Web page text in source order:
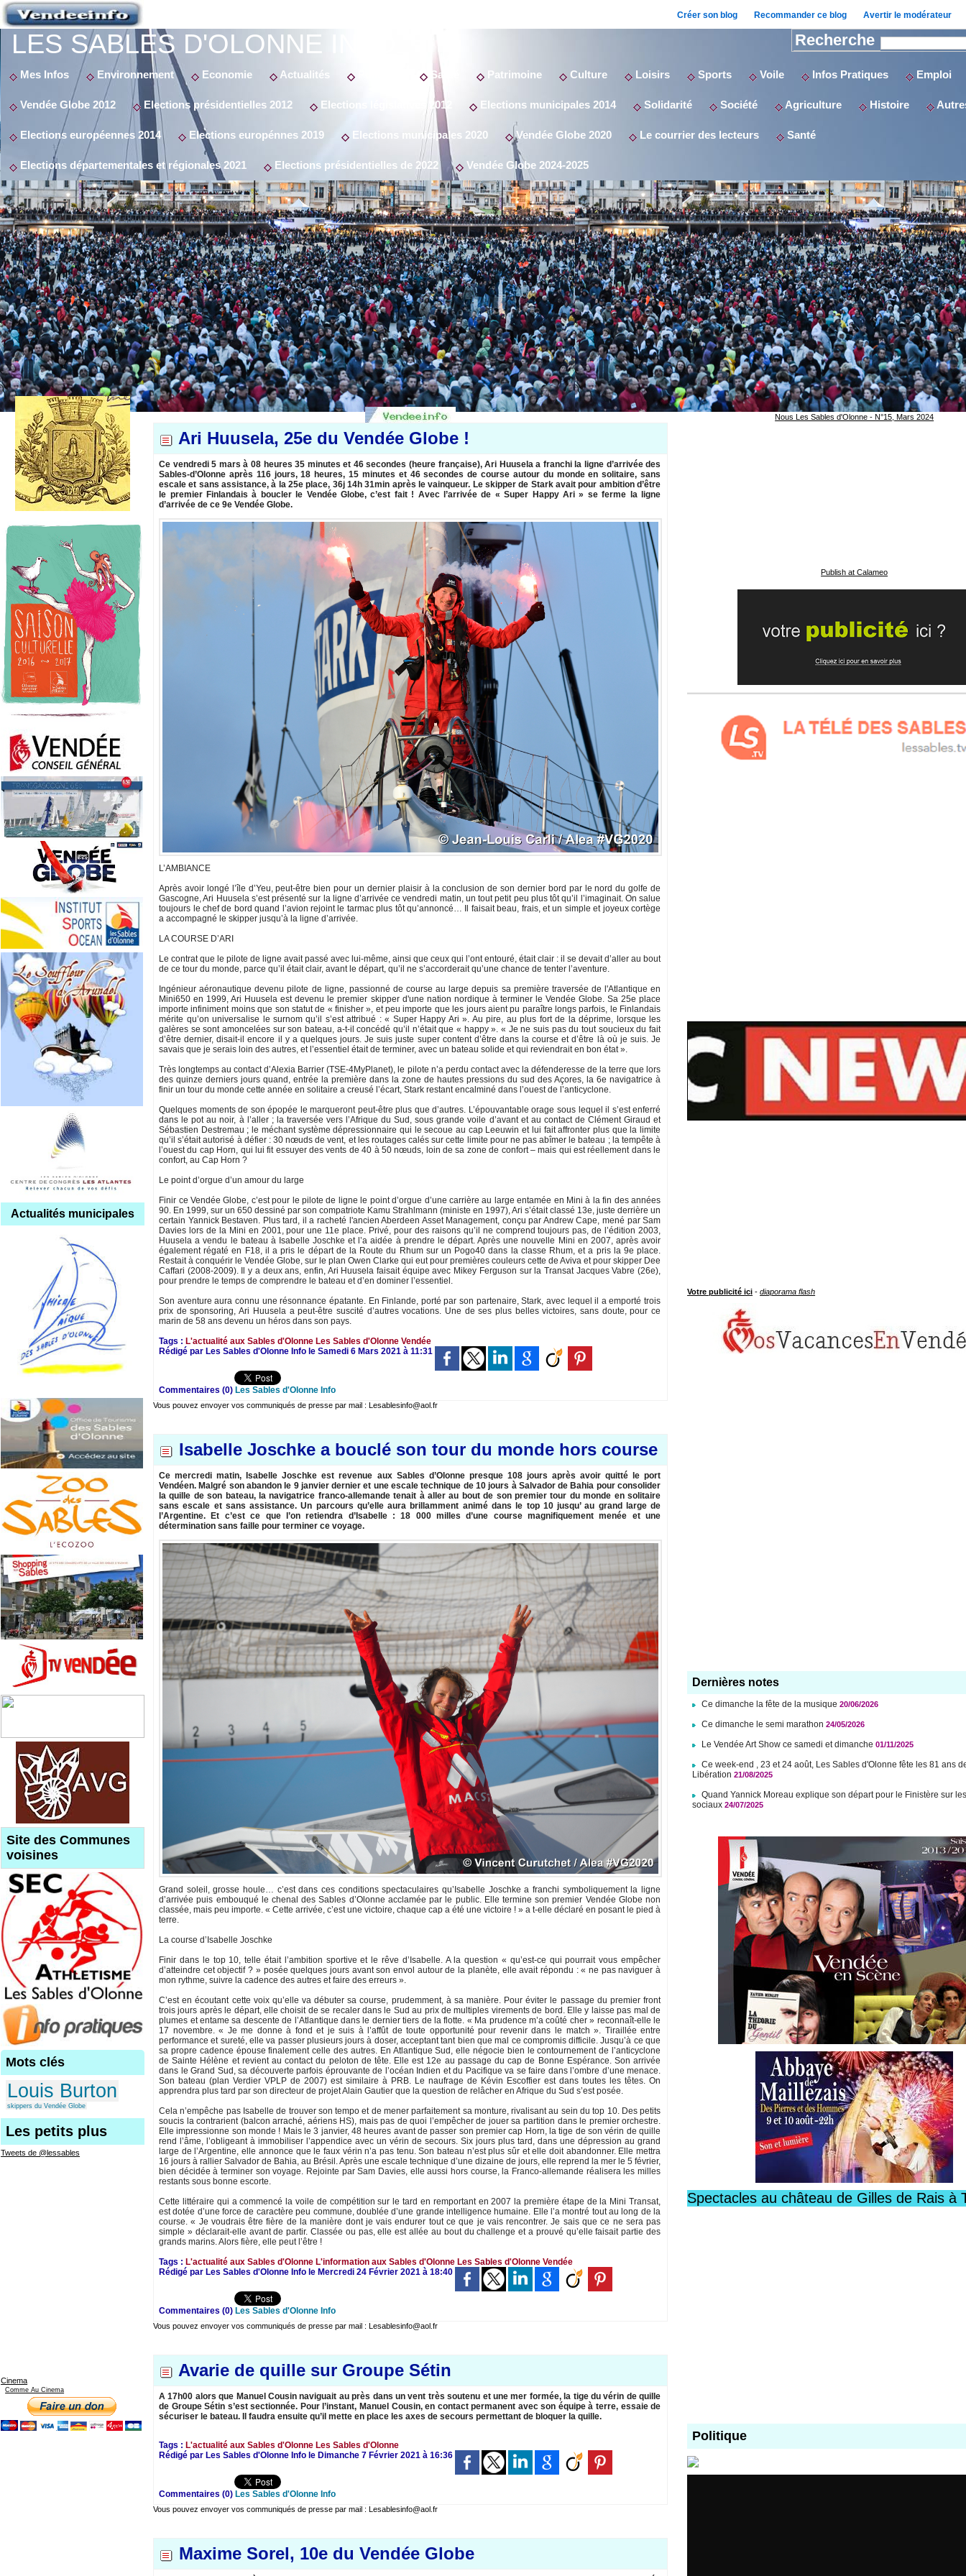
Créer son blog Recommander ce blog Avertir le modérateur
LES SABLES D'OLONNE INFO Recherche
Mes Infos Environnement Economie Actualités Santé Patrimoine Culture Loisirs Sports Voile Infos Pratiques Emploi
Vendée Globe 2012 Elections présidentielles 2012 Elections législatives 2012 Elections municipales 2014 Solidarité Société Agriculture Histoire
Elections européennes 2014 Elections europénnes 2019 Elections municipales 2020 Vendée Globe 2020 Le courrier des lecteurs Santé
Elections départementales et régionales 2021 Elections présidentielles de 2022 Vendée Globe 2024-2025
Actualités municipales
Site des Communes
voisines
Mots clés
Louis Burton
skippers du Vendée Globe
Les petits plus
Tweets de @lessables
Cinema
Comme Au Cinema
Ari Huusela, 25e du Vendée Globe !
Ce vendredi 5 mars à 08 heures 35 minutes et 46 secondes (heure française), Ari Huusela a franchi la ligne d’arrivée des
Sables-d’Olonne après 116 jours, 18 heures, 15 minutes et 46 secondes de course autour du monde en solitaire, sans
escale et sans assistance, à la 25e place, 36j 14h 31min après le vainqueur. Le skipper de Stark avait pour ambition d’être
le premier Finlandais à boucler le Vendée Globe, c’est fait ! Avec l’arrivée de « Super Happy Ari » se ferme la ligne
d’arrivée de ce 9e Vendée Globe.
L’AMBIANCE
Après avoir longé l’île d’Yeu, peut-être bien pour un dernier plaisir à la conclusion de son dernier bord par le nord du golfe de
Gascogne, Ari Huusela s’est présenté sur la ligne d’arrivée ce vendredi matin, un tout petit peu plus tôt qu’il l’imaginait. On salue
toujours le chef de bord quand l’avion rejoint le tarmac plus tôt qu’annoncé… Il faisait beau, frais, et un simple et joyeux cortège
a accompagné le skipper jusqu’à la ligne d’arrivée.
LA COURSE D’ARI
Le contrat que le pilote de ligne avait passé avec lui-même, ainsi que ceux qui l’ont entouré, était clair : il se devait d’aller au bout
de ce tour du monde, parce qu’il était clair, avant le départ, qu’il ne s’accorderait qu’une chance de tenter l’aventure.
Ingénieur aéronautique devenu pilote de ligne, passionné de course au large depuis sa première traversée de l'Atlantique en
Mini650 en 1999, Ari Huusela est devenu le premier skipper d'une nation nordique à terminer le Vendée Globe. Sa 25e place
importe infiniment moins que son statut de « finisher », et peu importe que les jours aient pu paraître longs parfois, le Finlandais
mérite qu’on universalise le surnom qu’il s’est attribué : « Super Happy Ari ». Au pire, au plus fort de la déprime, lorsque les
galères se sont amoncelées sur son bateau, a-t-il concédé qu’il n’était que « happy ». « Je ne suis pas du tout soucieux du fait
d’être dernier, disait-il encore il y a quelques jours. Je suis juste super content d’être dans la course et d’être là où je suis. Je
savais que je serais loin des autres, et l’essentiel était de terminer, avec un bateau solide et qui reviendrait en bon état ».
Très longtemps au contact d’Alexia Barrier (TSE-4MyPlanet), le pilote n’a perdu contact avec la défenderesse de la terre que lors
des quinze derniers jours quand, entrée la première dans la zone de hautes pressions du sud des Açores, la 6e navigatrice à
finir un tour du monde cette année en solitaire a creusé l’écart, Stark restant encalminé dans l’ouest de l’anticyclone.
Quelques moments de son épopée le marqueront peut-être plus que d’autres. L’épouvantable orage sous lequel il s’est enferré
dans le pot au noir, à l’aller ; la traversée vers l’Afrique du Sud, sous grande voile d’avant et au contact de Clément Giraud et
Sébastien Destremau ; le méchant système dépressionnaire qui le secoue au cap Leeuwin et lui fait affronter plus que la limite
qu’il s’était autorisé à défier : 30 nœuds de vent, et les routages calés sur cette limite pour ne pas abîmer le bateau ; la tempête à
l’ouest du cap Horn, qui lui fit essuyer des vents de 40 à 50 nœuds, loin de sa zone de confort – mais qui est réellement dans le
confort, au Cap Horn ?
Le point d’orgue d’un amour du large
Finir ce Vendée Globe, c’est pour le pilote de ligne le point d’orgue d’une carrière au large entamée en Mini à la fin des années
90. En 1999, sur un 650 dessiné par son compatriote Kamu Strahlmann (ministe en 1997), Ari s’était classé 13e, juste derrière un
certain Yannick Bestaven. Plus tard, il a racheté l'ancien Aberdeen Asset Management, conçu par Andrew Cape, mené par Sam
Davies lors de la Mini en 2001, pour une 11e place. Privé, pour des raisons qu’il ne comprend toujours pas, de l’édition 2003,
Huusela a vendu le bateau à Isabelle Joschke et l’a aidée à prendre le départ. Après une nouvelle Mini en 2007, après avoir
également régaté en F18, il a pris le départ de la Route du Rhum sur un Pogo40 dans la classe Rhum, et a pris la 9e place.
Restait à conquérir le Vendée Globe, sur le plan Owen Clarke qui eut pour premières couleurs cette de Aviva et pour skipper Dee
Caffari (2008-2009). Il y a deux ans, enfin, Ari Huusela faisait équipe avec Mikey Ferguson sur la Transat Jacques Vabre (26e),
pour prendre le temps de comprendre le bateau et d’en dominer l’essentiel.
Son aventure aura connu une résonnance épatante. En Finlande, porté par son partenaire, Stark, avec lequel il a emporté trois
prix de sponsoring, Ari Huusela a peut-être suscité d’autres vocations. Une de ses plus belles victoires, sans doute, pour ce
marin de 58 ans devenu un héros dans son pays.
Tags : L'actualité aux Sables d'Olonne Les Sables d'Olonne Vendée
Rédigé par Les Sables d'Olonne Info le Samedi 6 Mars 2021 à 11:31
Commentaires (0) Les Sables d'Olonne Info
Vous pouvez envoyer vos communiqués de presse par mail : Lesablesinfo@aol.fr
Isabelle Joschke a bouclé son tour du monde hors course
Ce mercredi matin, Isabelle Joschke est revenue aux Sables d’Olonne presque 108 jours après avoir quitté le port
Vendéen. Malgré son abandon le 9 janvier dernier et une escale technique de 10 jours à Salvador de Bahia pour consolider
la quille de son bateau, la navigatrice franco-allemande tenait à aller au bout de son premier tour du monde en solitaire
sans escale et sans assistance. Un parcours qu’elle aura brillamment animé dans le top 10 jusqu’ au grand large de
l’Argentine. Et c’est ce que l’on retiendra d’Isabelle : 18 000 milles d’une course magnifiquement menée et une
détermination sans faille pour terminer ce voyage.
Grand soleil, grosse houle… c’est dans ces conditions spectaculaires qu’Isabelle Joschke a franchi symboliquement la ligne
d’arrivée puis embouqué le chenal des Sables d’Olonne acclamée par le public. Elle termine son premier Vendée Globe non
classée, mais peu importe. « Cette arrivée, c’est une victoire, chaque cap a été une victoire ! » a t-elle déclaré en posant le pied à
terre.
La course d’Isabelle Joschke
Finir dans le top 10, telle était l’ambition sportive et le rêve d’Isabelle. A la question « qu’est-ce qui pourrait vous empêcher
d’atteindre cet objectif ? » posée quelques jours avant son envol autour de la planète, elle avait répondu : « ne pas naviguer à
mon rythme, suivre la cadence des autres et faire des erreurs ».
C’est en écoutant cette voix qu’elle va débuter sa course, prudemment, à sa manière. Pour éviter le passage du premier front
trois jours après le départ, elle choisit de se recaler dans le Sud au prix de multiples virements de bord. Elle y laisse pas mal de
plumes et entame sa descente de l’Atlantique dans le dernier tiers de la flotte. « Ma prudence m’a coûté cher » reconnaît-elle le
17 novembre. « Je me donne à fond et je suis à l’affût de toute opportunité pour revenir dans le match ». Tiraillée entre
performance et sureté, elle va passer plusieurs jours à doser, acceptant tant bien que mal ce compromis difficile. Jusqu’à ce que
sa propre cadence épouse finalement celle des autres. En Atlantique Sud, elle négocie bien le contournement de l’anticyclone
de Sainte Hélène et revient au contact du peloton de tête. Elle est 12e au passage du cap de Bonne Espérance. Son arrivée
dans le Grand Sud, sa découverte parfois éprouvante de l’océan Indien et du Pacifique va se faire dans l’ombre d’une menace.
Son bateau (plan Verdier VPLP de 2007) est similaire à PRB. Le naufrage de Kévin Escoffier est dans toutes les têtes. On
apprendra plus tard par son directeur de projet Alain Gautier que la question de relâcher en Afrique du Sud s’est posée.
Cela n’empêche pas Isabelle de trouver son tempo et de mener parfaitement sa monture, rivalisant au sein du top 10. Des petits
soucis la contrarient (balcon arraché, aériens HS), mais pas de quoi l’empêcher de jouer sa partition dans le premier orchestre.
Elle impressionne son monde ! Mais le 3 janvier, 48 heures avant de passer son premier cap Horn, la tige de son vérin de quille
rend l’âme, l’obligeant à immobiliser l’appendice avec un vérin de secours. Six jours plus tard, dans une dépression au grand
large de l’Argentine, elle annonce que le faux vérin n’a pas tenu. Son bateau n’est plus sûr et elle doit abandonner. Elle mettra
16 jours à rallier Salvador de Bahia, au Brésil. Après une escale technique d’une dizaine de jours, elle reprend la mer le 5 février,
bien décidée à terminer son voyage. Rejointe par Sam Davies, elle aussi hors course, la Franco-allemande réalisera les milles
restants sous bonne escorte.
Cette littéraire qui a commencé la voile de compétition sur le tard en remportant en 2007 la première étape de la Mini Transat,
est dotée d’une force de caractère peu commune, doublée d’une grande intelligence humaine. Elle l’a montré tout au long de la
course. « Je voudrais être fière de la manière dont je vais endurer tout ce que je vais rencontrer. Je sais que ce ne sera pas
simple » déclarait-elle avant de partir. Classée ou pas, elle est allée au bout du challenge et a prouvé qu’elle faisait partie des
grands marins. Alors fière, elle peut l’être !
Tags :L'actualité aux Sables d'Olonne L'information aux Sables d'Olonne Les Sables d'Olonne Vendée
Rédigé par Les Sables d'Olonne Info le Mercredi 24 Février 2021 à 18:40
Commentaires (0)Les Sables d'Olonne Info
Vous pouvez envoyer vos communiqués de presse par mail : Lesablesinfo@aol.fr
Avarie de quille sur Groupe Sétin
A 17h00 alors que Manuel Cousin naviguait au près dans un vent très soutenu et une mer formée, la tige du vérin de quille
de Groupe Sétin s’est sectionnée. Pour l’instant, Manuel Cousin, en contact permanent avec son équipe à terre, essaie de
sécuriser le bateau. Il faudra ensuite qu’il mette en place les axes de secours permettant de bloquer la quille.
Tags :L'actualité aux Sables d'Olonne Les Sables d'Olonne
Rédigé par Les Sables d'Olonne Info le Dimanche 7 Février 2021 à 16:36
Commentaires (0)Les Sables d'Olonne Info
Vous pouvez envoyer vos communiqués de presse par mail : Lesablesinfo@aol.fr
Maxime Sorel, 10e du Vendée Globe
Nous Les Sables d'Olonne - N°15, Mars 2024
Publish at Calameo
Votre publicité ici -diaporama flash
Dernières notes
Ce dimanche la fête de la musique 20/06/2026
Ce dimanche le semi marathon24/05/2026
Le Vendée Art Show ce samedi et dimanche 01/11/2025
Ce week-end , 23 et 24 août, Les Sables d'Olonne fête les 81 ans
Libération21/08/2025
Quand Yannick Moreau explique son départ pour le Finistère sur
sociaux 24/07/2025
Spectacles au château de Gilles de Rais à
Politique